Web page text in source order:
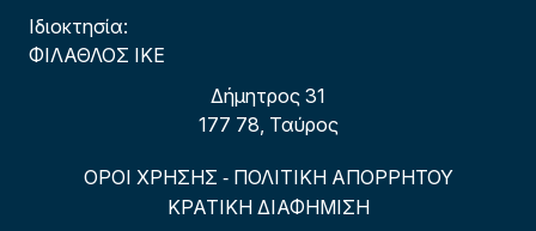
Ιδιοκτησία:
ΦΙΛΑΘΛΟΣ ΙΚΕ
Δήμητρος 31
177 78, Ταύρος
ΟΡΟΙ ΧΡΗΣΗΣ - ΠΟΛΙΤΙΚΗ ΑΠΟΡΡΗΤΟΥ
ΚΡΑΤΙΚΗ ΔΙΑΦΗΜΙΣΗ